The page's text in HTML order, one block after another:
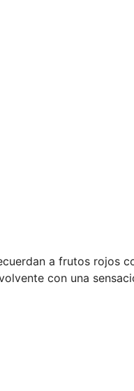
a frutos rojos
con una